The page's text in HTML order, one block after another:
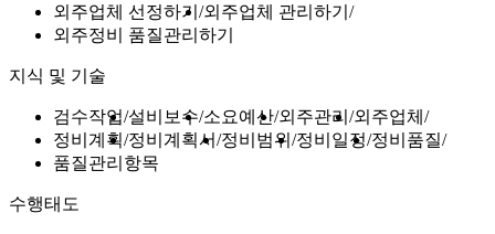
외주업체 선정하기
외주업체 관리하기
외주정비 품질관리하기
지식 및 기술
검수작업 설비보수 소요예산 외주관리 외주업체
정비계획 정비계획서 정비범위 정비일정 정비품질
품질관리항목
수행태도